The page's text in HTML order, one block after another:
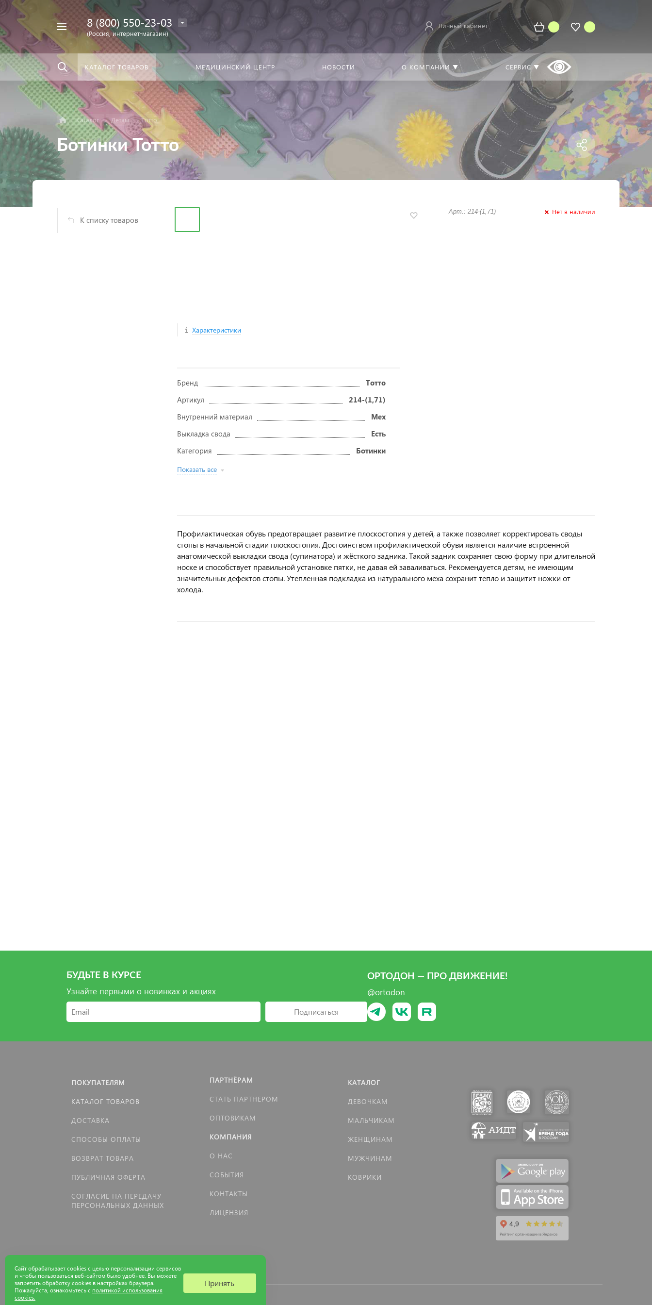
вездеНайти
8 (800) 550-23-03
(Россия, интернет-магазин)
Личный кабинет
КАТАЛОГ ТОВАРОВ МЕДИЦИНСКИЙ ЦЕНТР НОВОСТИ О КОМПАНИИ ▼ СЕРВИС ▼
Каталог Детям Тотто
Ботинки Тотто
К списку товаров
Характеристики
Арт.: 214-(1,71) Нет в наличии
Бренд
Тотто
Артикул
214-(1,71)
Внутренний материал
Мех
Выкладка свода
Есть
Категория
Ботинки
Показать все
Профилактическая обувь предотвращает развитие плоскостопия у детей, а также позволяет корректировать своды
стопы в начальной стадии плоскостопия. Достоинством профилактической обуви является наличие встроенной
анатомической выкладки свода (супинатора) и жёсткого задника. Такой задник сохраняет свою форму при длительной
носке и способствует правильной установке пятки, не давая ей заваливаться. Рекомендуется детям, не имеющим
значительных дефектов стопы. Утепленная подкладка из натурального меха сохранит тепло и защитит ножки от
холода.
БУДЬТЕ В КУРСЕ
Узнайте первыми о новинках и акциях
Подписаться
ОРТОДОН — ПРО ДВИЖЕНИЕ!
@ortodon
ПОКУПАТЕЛЯМ
КАТАЛОГ ТОВАРОВ
ДОСТАВКА
СПОСОБЫ ОПЛАТЫ
ВОЗВРАТ ТОВАРА
ПУБЛИЧНАЯ ОФЕРТА
СОГЛАСИЕ НА ПЕРЕДАЧУ
ПЕРСОНАЛЬНЫХ ДАННЫХ
ПАРТНЁРАМ
СТАТЬ ПАРТНЁРОМ
ОПТОВИКАМ
КОМПАНИЯ
О НАС
СОБЫТИЯ
КОНТАКТЫ
ЛИЦЕНЗИЯ
КАТАЛОГ
ДЕВОЧКАМ
МАЛЬЧИКАМ
ЖЕНЩИНАМ
МУЖЧИНАМ
КОВРИКИ
Сайт обрабатывает cookies с целью персонализации сервисов
и чтобы пользоваться веб-сайтом было удобнее. Вы можете
запретить обработку сookies в настройках браузера.
Пожалуйста, ознакомьтесь с политикой использования
cookies.
Принять